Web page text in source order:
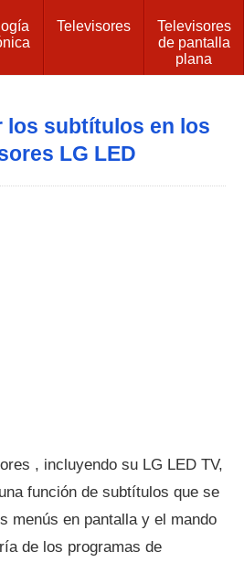
Televisores
Televisores
de pantalla
plana
los subtítulos en los
LG LED
, incluyendo su LG LED TV,
función de subtítulos que se
menús en pantalla y el mando
de los programas de